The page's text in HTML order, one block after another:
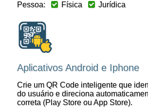
Pessoa:
Física Jurídica
Aplicativos Android e Iphone
Crie um QR Code inteligente que
do usuário e direciona
correta (Play Store ou App Store).